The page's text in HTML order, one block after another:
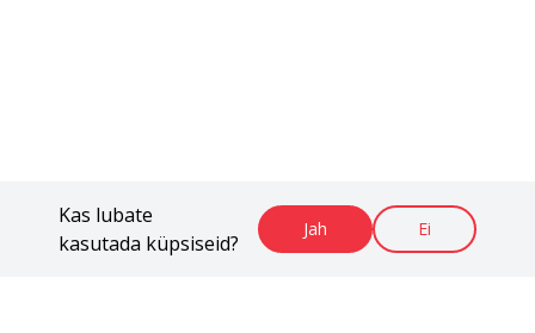
Kas lubate
kasutada küpsiseid?
Jah Ei